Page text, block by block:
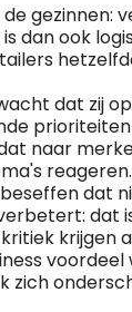
gezinnen:
dan ook
dat zij
naar
dat
dat
krijgen
voordeel
zich